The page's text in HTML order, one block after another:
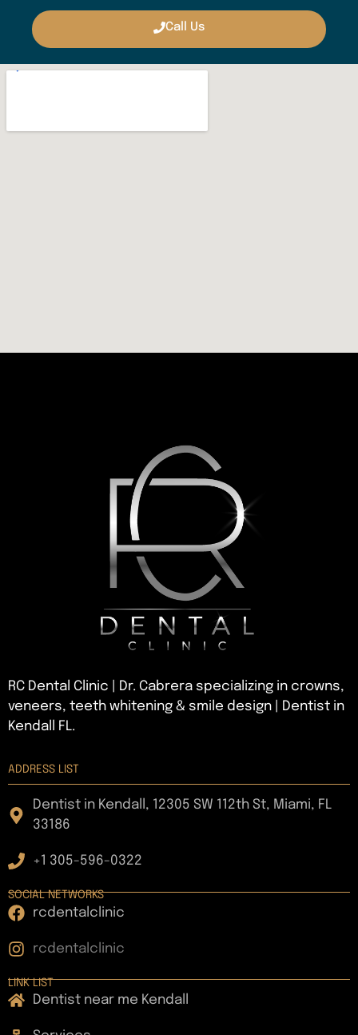
Call Us
RC Dental Clinic | Dr. Cabrera specializing in crowns,
veneers, teeth whitening & smile design | Dentist in
Kendall FL.
ADDRESS LIST
Dentist in Kendall, 12305 SW 112th St, Miami, FL
33186
+1 305-596-0322
SOCIAL NETWORKS
rcdentalclinic
rcdentalclinic
LINK LIST
Dentist near me Kendall